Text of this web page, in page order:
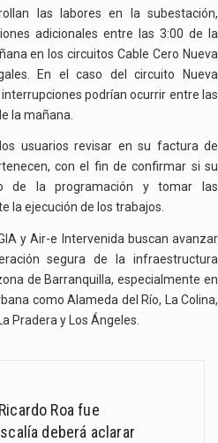
las labores en la subestación,
adicionales entre las 3:00 de la
en los circuitos Cable Cero Nueva
En el caso del circuito Nueva
podrían ocurrir entre las
la mañana.
usuarios revisar en su factura de
con el fin de confirmar si su
de la programación y tomar las
la ejecución de los trabajos.
y Air-e Intervenida buscan avanzar
segura de la infraestructura
de Barranquilla, especialmente en
como Alameda del Río, La Colina,
Pradera y Los Ángeles.
Roa fue
deberá aclarar